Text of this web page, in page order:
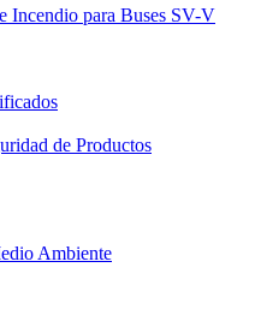
Incendio para Buses SV-V
de Productos
Ambiente